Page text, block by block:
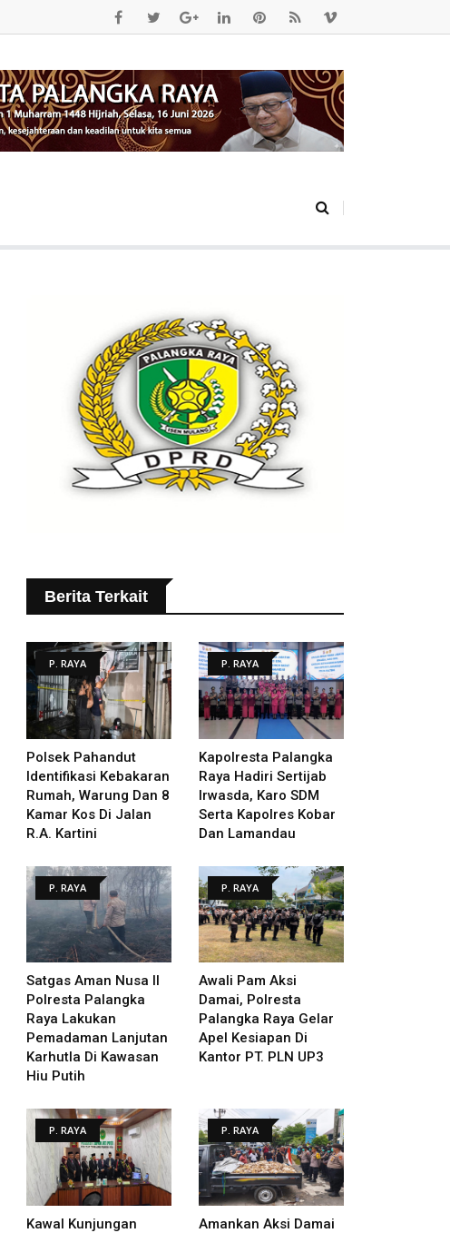
Berita Terkait
P. RAYA
Polsek Pahandut
Identifikasi Kebakaran
Rumah, Warung Dan 8
Kamar Kos Di Jalan
R.A. Kartini
P. RAYA
Kapolresta Palangka
Raya Hadiri Sertijab
Irwasda, Karo SDM
Serta Kapolres Kobar
Dan Lamandau
P. RAYA
Satgas Aman Nusa II
Polresta Palangka
Raya Lakukan
Pemadaman Lanjutan
Karhutla Di Kawasan
Hiu Putih
P. RAYA
Awali Pam Aksi
Damai, Polresta
Palangka Raya Gelar
Apel Kesiapan Di
Kantor PT. PLN UP3
P. RAYA
Kawal Kunjungan
P. RAYA
Amankan Aksi Damai